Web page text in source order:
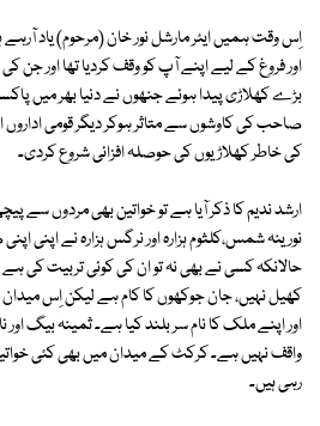
اِس وقت ہمیں ایئر مارشل نور خان (مرحوم) یاد
اور فروغ کے لیے اپنے آپ کو وقف کردیا تھا اور
بڑے کھلاڑی پیدا ہوئے جنھوں نے دنیا بھر میں
صاحب کی کاوشوں سے متاثر ہوکر دیگر قومی اداروں
کی خاطر کھلاڑیوں کی حوصلہ افزائی شروع کردی۔
ارشد ندیم کا ذکر آیا ہے تو خواتین بھی مردوں سے
نورینہ شمس،کلثوم ہزارہ اور نرگس ہزارہ نے اپنی
حالانکہ کسی نے بھی نہ تو ان کی کوئی تربیت کی ہے
کھیل نہیں، جان جوکھوں کا کام ہے لیکن اِس میدان
اور اپنے ملک کا نام سر بلند کیا ہے۔ ثمینہ بیگ اور
واقف نہیں ہے۔ کرکٹ کے میدان میں بھی کئی
رہی ہیں۔